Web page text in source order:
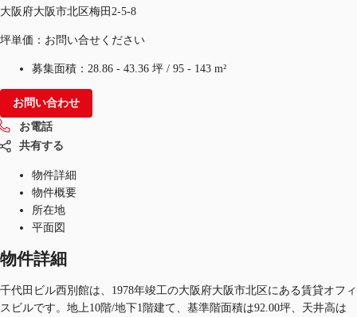
大阪府大阪市北区梅田2-5-8
坪単価：お問い合せください
募集面積： 28.86 - 43.36 坪 / 95 - 143 m²
お問い合わせ
お電話
共有する
物件詳細
物件概要
所在地
平面図
物件詳細
千代田ビル西別館は、1978年竣工の大阪府大阪市北区にある賃貸オフィ
スビルです。地上10階/地下1階建て、基準階面積は92.00坪、天井高は